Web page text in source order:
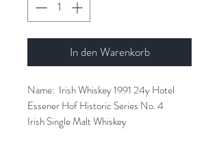
In den Warenkorb
Name: Irish Whiskey 1991 24y Hotel
Essener HofHistoric Series No. 4
Irish Single Malt Whiskey